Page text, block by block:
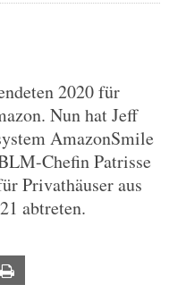
2020 für
Nun hat Jeff
AmazonSmile
Chefin Patrisse
Privathäuser aus
abtreten.